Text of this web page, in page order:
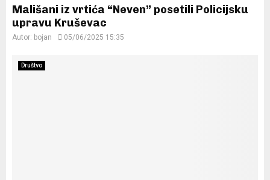
Mališani iz vrtića “Neven” posetili Policijsku
upravu Kruševac
Autor: bojan 05/06/2025 15:35
Društvo